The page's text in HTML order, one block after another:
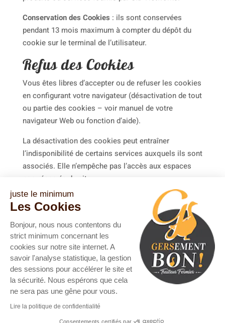
Conservation des Cookies : ils sont conservées
pendant 13 mois maximum à compter du dépôt du
cookie sur le terminal de l’utilisateur.
Refus des Cookies
Vous êtes libres d’accepter ou de refuser les cookies
en configurant votre navigateur (désactivation de tout
ou partie des cookies – voir manuel de votre
navigateur Web ou fonction d’aide).
La désactivation des cookies peut entraîner
l’indisponibilité de certains services auxquels ils sont
associés. Elle n’empêche pas l’accès aux espaces
non-réservés du site.
Par ailleurs, nous gardons trace des connexions à
nos sites, et notamment de leur origine. Cette
utilisation est faite à des fins d’analyses statistiques.
Les données correspondantes ne comportent pas de
données personnelles, et sont détruites après usage.
Copyright © 2019/2099 Gersement Bon -
juste le minimum
Les Cookies
Bonjour, nous nous contentons du
strict minimum concernant les
cookies sur notre site internet. A
savoir l'analyse statistique, la gestion
des sessions pour accélérer le site et
la sécurité. Nous espérons que cela
ne sera pas une gêne pour vous.
Lire la politique de confidentialité
Consentements certifiés par